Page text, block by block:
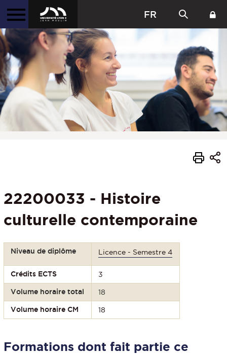
FR
22200033 - Histoire
culturelle contemporaine
Niveau de diplôme Licence - Semestre 4
Crédits ECTS 3
Volume horaire total 18
Volume horaire CM 18
Formations dont fait partie ce